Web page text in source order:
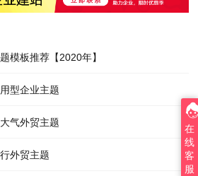
模板推荐【2020年】
型企业主题
气外贸主题
外贸主题
在
线
客
服